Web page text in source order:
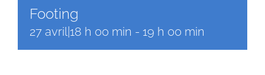
Footing
27 avril|18 h 00 min - 19 h 00 min